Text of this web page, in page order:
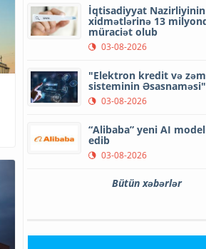
İqtisadiyyat Nazirliyinin
xidmətlərinə 13
müraciət olub
03-08-2026
"Elektron kredit və
sisteminin
03-08-2026
“Alibaba” yeni AI
edib
03-08-2026
Bütün xəbərlər